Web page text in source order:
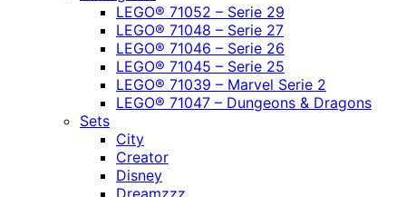
LEGO® 71052 – Serie 29
LEGO® 71048 – Serie 27
LEGO® 71046 – Serie 26
LEGO® 71045 – Serie 25
LEGO® 71039 – Marvel Serie 2
LEGO® 71047 – Dungeons & Dragons
Sets
City
Creator
Disney
Dreamzzz